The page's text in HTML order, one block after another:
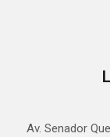
Av. Senador